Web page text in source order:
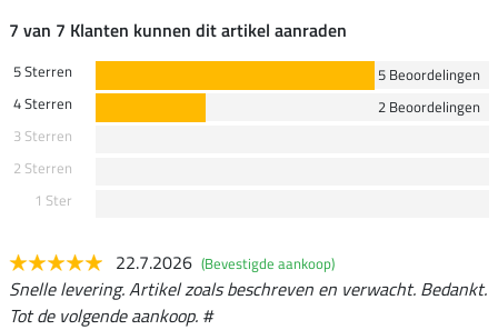
7 van 7 Klanten kunnen dit artikel aanraden
5 Sterren
5 Beoordelingen
4 Sterren
2 Beoordelingen
3 Sterren
2 Sterren
1 Ster
22.7.2026 (Bevestigde aankoop)
Snelle levering. Artikel zoals beschreven en verwacht. Bedankt.
Tot de volgende aankoop. #